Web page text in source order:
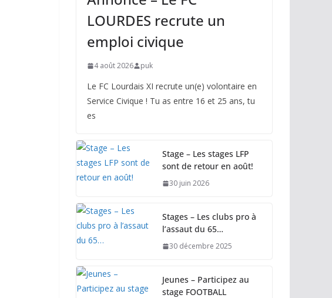
LOURDES recrute un
emploi civique
4 août 2026 puk
Le FC Lourdais XI recrute un(e) volontaire en
Service Civique ! Tu as entre 16 et 25 ans, tu
es
Stage – Les stages LFP
sont de retour en août!
30 juin 2026
Stages – Les clubs pro à
l’assaut du 65…
30 décembre 2025
Jeunes – Participez au
stage FOOTBALL